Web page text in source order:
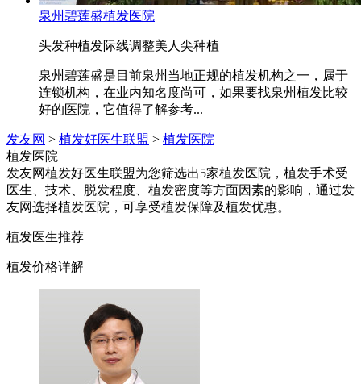
泉州碧莲盛植发医院
头发种植发际线调整美人尖种植
泉州碧莲盛是目前泉州当地正规的植发机构之一，属于
连锁机构，在业内知名度尚可，如果要找泉州植发比较
好的医院，它值得了解参考...
发友网 > 植发好医生联盟 > 植发医院
植发医院
发友网植发好医生联盟为您筛选出5家植发医院，植发手术受
医生、技术、脱发程度、植发密度等方面因素的影响，通过发
友网选择植发医院，可享受植发保障及植发优惠。
植发医生推荐
植发价格详解